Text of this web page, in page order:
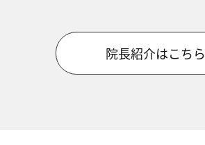
院長紹介はこちら